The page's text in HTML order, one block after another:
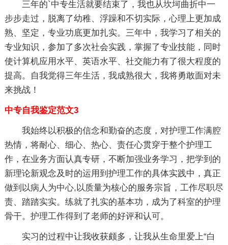
三年的`中专生活就要结束了，我也从坎坷曲折中一
步步走过，脱离了幼稚、浮躁和不切实际，心理上更加成
熟、坚定，专业功底更加扎实。三年中，我学习了相关的
专业知识，参加了多次社会实践，掌握了专业技能，同时
使计算机应用水平、英语水平、社交能力有了很大程度的
提高。自我觉得三年生活，我成熟很大，我将勇敢面对未
来挑战！
中专自我鉴定范文3
我始终以积极的信念和勤奋的态度，对护理工作满腔
热情，将耐心、细心、热心、责任心贯穿于整个护理工
作，在业务方面认真专研，不断加强业务学习，把学到的
新理论新观念及时的运用到护理工作的具体实践中，真正
做到以病人为中心,以质量为核心的服务宗旨，工作尽职尽
责、踏踏实实。练就了扎实的基本功，成为了科室的护理
骨干。护理工作得到了老师的好评和认可。
实习的过程中让我收获颇多，让我从生命里爱上“白